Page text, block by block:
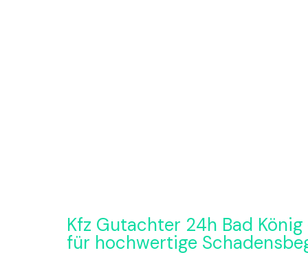
Kfz Gutachter 24h Bad
für hochwertige